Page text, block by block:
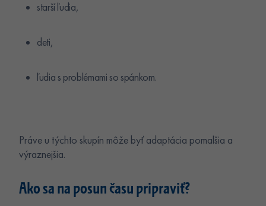
starší ľudia,
deti,
ľudia s problémami so spánkom.
Práve u týchto skupín môže byť adaptácia pomalšia a
výraznejšia.
Ako sa na posun času pripraviť?